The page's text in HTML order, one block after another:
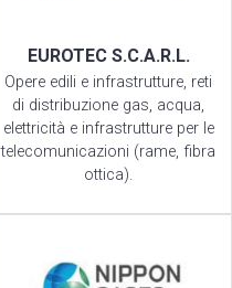
EUROTEC S.C.A.R.L.
Opere edili e infrastrutture, reti
di distribuzione gas, acqua,
elettricità e infrastrutture per le
telecomunicazioni (rame, fibra
ottica).